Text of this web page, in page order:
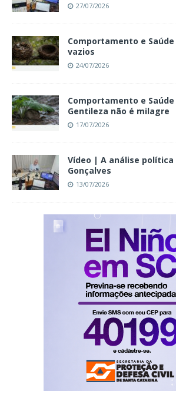
27/07/2026
Comportamento e
vazios
24/07/2026
Comportamento e
Gentileza não é milagre
17/07/2026
Vídeo | A análise política
Gonçalves
13/07/2026